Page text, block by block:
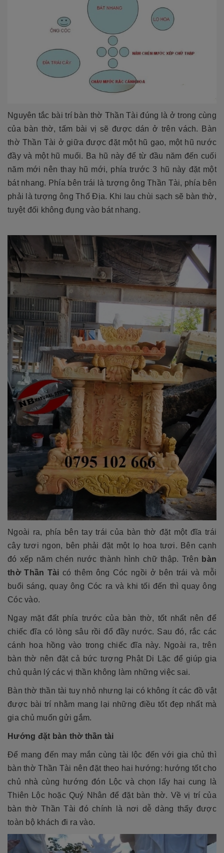
Nguyên tắc bài trí bàn thờ Thần Tài đúng là ở trong cùng
của bàn thờ, tấm bài vị sẽ được dán ở trên vách. Bàn
thờ Thần Tài ở giữa được đặt một hũ gạo, một hũ nước
đầy và một hũ muối. Ba hũ này để từ đầu năm đến cuối
năm mới nên thay hũ mới, phía trước 3 hũ này đặt một
bát nhang. Phía bên trái là tượng ông Thần Tài, phía bên
phải là tượng ông Thổ Địa. Khi lau chùi sạch sẽ bàn thờ,
tuyệt đối không đụng vào bát nhang.
Ngoài ra, phía bên tay trái của bàn thờ đặt một đĩa trái
cây tươi ngon, bên phải đặt một lọ hoa tươi. Bên cạnh
đó xếp năm chén nước thành hình chữ thập. Trên bàn
thờ Thần Tài có thêm ông Cóc ngồi ở bên trái và mỗi
buổi sáng, quay ông Cóc ra và khi tối đến thì quay ông
Cóc vào.
Ngay mặt đất phía trước của bàn thờ, tốt nhất nên để
chiếc đĩa có lòng sâu rồi đổ đầy nước. Sau đó, rắc các
cánh hoa hồng vào trong chiếc đĩa này. Ngoài ra, trên
bàn thờ nên đặt cả bức tượng Phật Di Lặc để giúp gia
chủ quản lý các vị thần không làm những việc sai.
Bàn thờ thần tài tuy nhỏ nhưng lại có không ít các đồ vật
được bài trí nhằm mang lại những điều tốt đẹp nhất mà
gia chủ muốn gửi gắm.
Hướng đặt bàn thờ thần tài
Để mang đến may mắn cùng tài lộc đến với gia chủ thì
bàn thờ Thần Tài nên đặt theo hai hướng: hướng tốt cho
chủ nhà cùng hướng đón Lộc và chọn lấy hai cung là
Thiên Lộc hoặc Quý Nhân để đặt bàn thờ. Về vị trí của
bàn thờ Thần Tài đó chính là nơi dễ dàng thấy được
toàn bộ khách đi ra vào.